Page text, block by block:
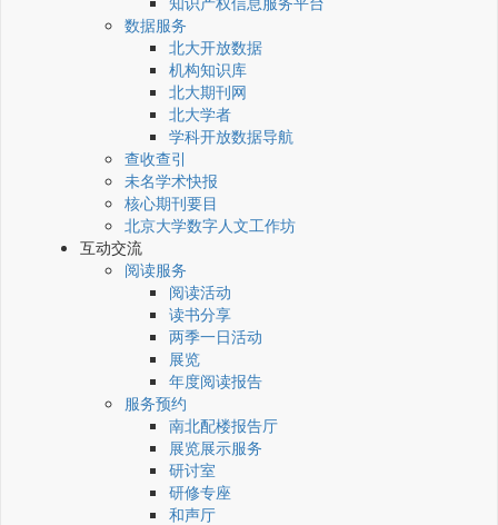
数据服务
北大开放数据
机构知识库
北大期刊网
北大学者
学科开放数据导航
查收查引
未名学术快报
核心期刊要目
北京大学数字人文工作坊
互动交流
阅读服务
阅读活动
读书分享
两季一日活动
展览
年度阅读报告
服务预约
南北配楼报告厅
展览展示服务
研讨室
研修专座
和声厅